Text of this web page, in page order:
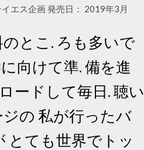
エス企画 発売日： 2019年3月
とこ. ろも多いで
向けて準. 備を進
ードして毎日. 聴い
の 私が行ったバ
とても世界でトッ